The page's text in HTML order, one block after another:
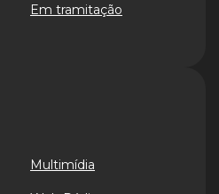
Em tramitação
Multimídia